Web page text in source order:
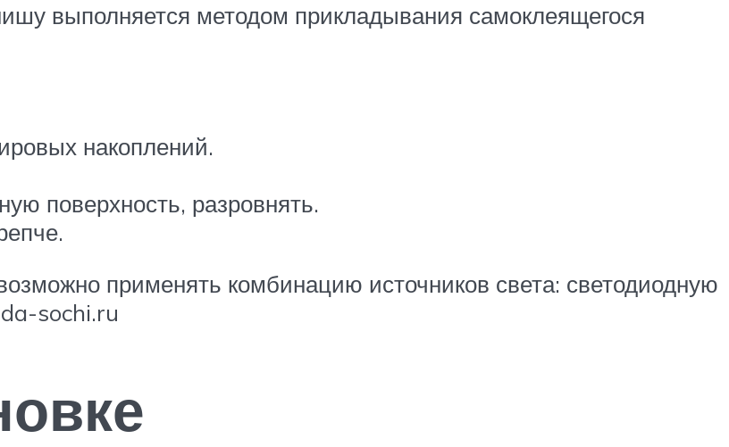
выполняется методом прикладывания самоклеящегося
накоплений.
поверхность, разровнять.
применять комбинацию источников света: светодиодную
sochi.ru